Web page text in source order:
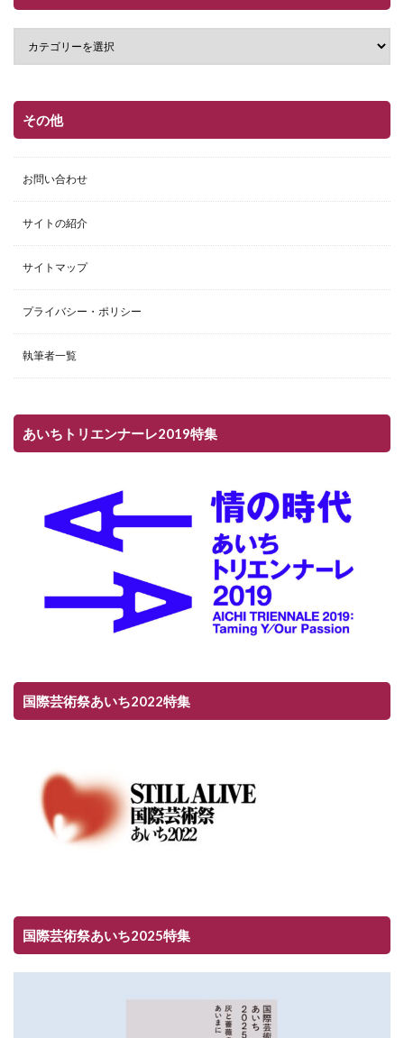
その他
お問い合わせ
サイトの紹介
サイトマップ
プライバシー・ポリシー
執筆者一覧
あいちトリエンナーレ2019特集
国際芸術祭あいち2022特集
国際芸術祭あいち2025特集